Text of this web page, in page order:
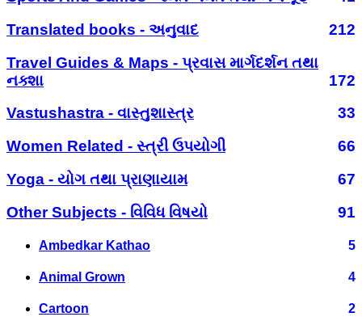
Translated books - અનુવાદ
212
Travel Guides & Maps - પ્રવાસ માર્ગદર્શન તથા
નક્શા
172
Vastushastra - વાસ્તુશાસ્ત્ર
33
Women Related - સ્ત્રી ઉપયોગી
66
Yoga - યોગ તથા પ્રાણાયામ
67
Other Subjects - વિવિધ વિષયો
91
Ambedkar Kathao 5
Animal Grown 4
Cartoon 2